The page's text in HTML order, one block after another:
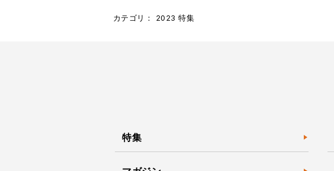
カテゴリ： 2023 特集
特集